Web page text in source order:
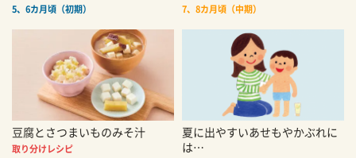
5、6カ月頃（初期） 7、8カ月頃（中期）
豆腐とさつまいものみそ汁
取り分けレシピ
夏に出やすいあせもやかぶれに
は…